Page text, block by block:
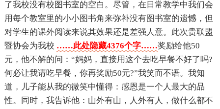
了我校没有校图书室的空白。尽管，在日常教学中我们会
用每个教室里的小小图书角来弥补没有图书室的遗憾，但
对学生的课外阅读来说其效果还是差强人意。此次贵联盟
暨协会为我校 ……此处隐藏4376个字……奖励给他50
元，他不解的问：“妈妈，直接用这个去吃早餐不好了吗?
何必让我请吃早餐，你再奖励50元?”我笑而不语。我知
道，儿子能从我的微笑中懂得：感恩是一个人最大的品
性。同时，我告诉他：山外有山，人外有人，做什么都不